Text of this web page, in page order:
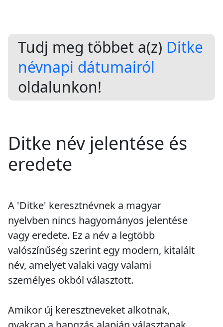
Tudj meg többet a(z) Ditke
névnapi dátumairól
oldalunkon!
Ditke név jelentése és
eredete
A 'Ditke' keresztnévnek a magyar
nyelvben nincs hagyományos jelentése
vagy eredete. Ez a név a legtöbb
valószínűség szerint egy modern, kitalált
név, amelyet valaki vagy valami
személyes okból választott.
Amikor új keresztneveket alkotnak,